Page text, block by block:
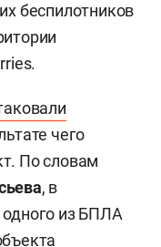
беспилотников
чего
По словам
, в
одного из БПЛА